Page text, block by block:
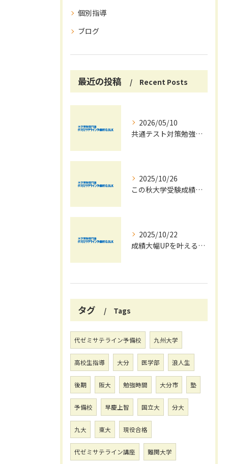
個別指導
ブログ
最近の投稿 Recent Posts
2026/05/10
共通テスト対策勉強は早めに始めましょう！
2025/10/26
この秋大学受験成績大幅UPの秘訣
2025/10/22
成績大幅UPを叶える秋の効率学習法
タグ Tags
代ゼミサテライン予備校 九州大学
高校生指導 大分 医学部 浪人生
後期 阪大 勉強時間 大分市 塾
予備校 早慶上智 国立大 分大
九大 東大 現役合格
代ゼミサテライン講座 難関大学